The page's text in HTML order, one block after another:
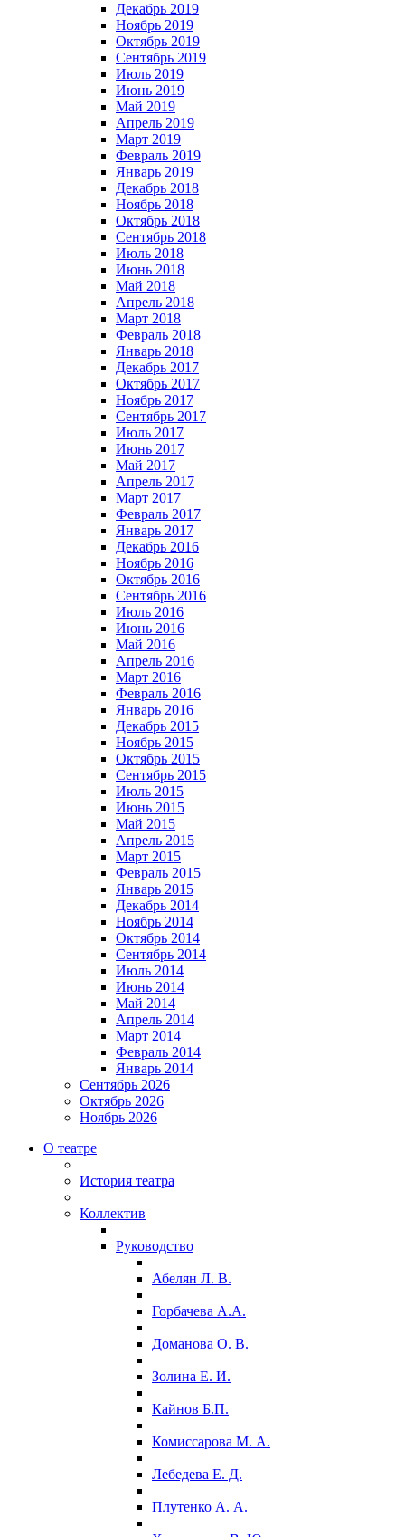
Декабрь 2019
Ноябрь 2019
Октябрь 2019
Сентябрь 2019
Июль 2019
Июнь 2019
Май 2019
Апрель 2019
Март 2019
Февраль 2019
Январь 2019
Декабрь 2018
Ноябрь 2018
Октябрь 2018
Сентябрь 2018
Июль 2018
Июнь 2018
Май 2018
Апрель 2018
Март 2018
Февраль 2018
Январь 2018
Декабрь 2017
Октябрь 2017
Ноябрь 2017
Сентябрь 2017
Июль 2017
Июнь 2017
Май 2017
Апрель 2017
Март 2017
Февраль 2017
Январь 2017
Декабрь 2016
Ноябрь 2016
Октябрь 2016
Сентябрь 2016
Июль 2016
Июнь 2016
Май 2016
Апрель 2016
Март 2016
Февраль 2016
Январь 2016
Декабрь 2015
Ноябрь 2015
Октябрь 2015
Сентябрь 2015
Июль 2015
Июнь 2015
Май 2015
Апрель 2015
Март 2015
Февраль 2015
Январь 2015
Декабрь 2014
Ноябрь 2014
Октябрь 2014
Сентябрь 2014
Июль 2014
Июнь 2014
Май 2014
Апрель 2014
Март 2014
Февраль 2014
Январь 2014
Сентябрь 2026
Октябрь 2026
Ноябрь 2026
О театре
История театра
Коллектив
Руководство
Абелян Л. В.
Горбачева А.А.
Доманова О. В.
Золина Е. И.
Кайнов Б.П.
Комиссарова М. А.
Лебедева Е. Д.
Плутенко А. А.